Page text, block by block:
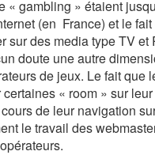
« gambling » étaient
(en France) et le fait
sur des media type TV et
doute une autre
de jeux. Le fait que
« room » sur
de leur navigation
le travail des